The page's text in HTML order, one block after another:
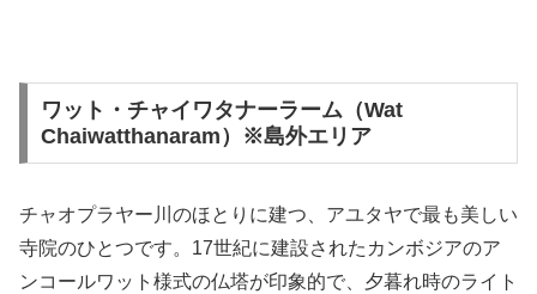
ワット・チャイワタナーラーム（Wat
Chaiwatthanaram）※島外エリア
チャオプラヤー川のほとりに建つ、アユタヤで最も美しい
寺院のひとつです。17世紀に建設されたカンボジアのア
ンコールワット様式の仏塔が印象的で、夕暮れ時のライト